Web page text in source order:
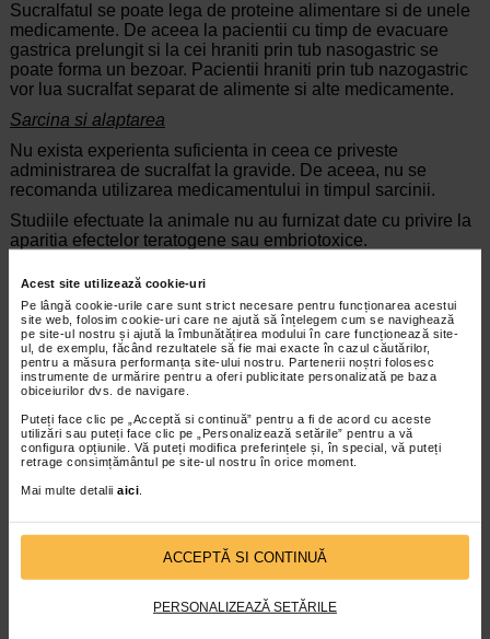
Acest site utilizează cookie-uri
Pe lângă cookie-urile care sunt strict necesare pentru funcționarea acestui
site web, folosim cookie-uri care ne ajută să înțelegem cum se navighează
pe site-ul nostru și ajută la îmbunătățirea modului în care funcționează site-
ul, de exemplu, făcând rezultatele să fie mai exacte în cazul căutărilor,
pentru a măsura performanța site-ului nostru. Partenerii noștri folosesc
instrumente de urmărire pentru a oferi publicitate personalizată pe baza
obiceiurilor dvs. de navigare.
Puteți face clic pe „Acceptă si continuă” pentru a fi de acord cu aceste
utilizări sau puteți face clic pe „Personalizează setările” pentru a vă
configura opțiunile. Vă puteți modifica preferințele și, în special, vă puteți
retrage consimțământul pe site-ul nostru în orice moment.
Mai multe detalii aici
ACCEPTĂ SI CONTINUĂ
PERSONALIZEAZĂ SETĂRILE
Sucralfatul se poate lega de proteine alimentare si de unele
medicamente. De aceea la pacientii cu timp de evacuare
gastrica prelungit si la cei hraniti prin tub nasogastric se
poate forma un bezoar. Pacientii hraniti prin tub nazogastric
vor lua sucralfat separat de alimente si alte medicamente.
Sarcina si alaptarea
Nu exista experienta suficienta in ceea ce priveste
administrarea de sucralfat la gravide. De aceea, nu se
recomanda utilizarea medicamentului in timpul sarcinii.
Studiile efectuate la animale nu au furnizat date cu privire la
aparitia efectelor teratogene sau embriotoxice.
absorbi, in caz de insuficienta renala materna exista risc fetal
si neonatal de intoxicatie cu aluminiu.
Nu se recomanda utilizarea produsului in timpul alaptarii.
Efecte asupra capacitatii de a conduce vehicule sau de a
folosi utilaje
Gastrofaitnu influenteaza capacitatea de a conduce
vehicule sau de a folosi utilaje, dar pacientii trebuie informati
despre posibilitatea aparitiei vertijului, ametelilor sau
Doza recomandata este de 4 g sucralfat pe zi (cate 2
Gastrofaitde 2 ori pe zi sau cate 1 comprimat
Gastrofaitde 4 ori pe zi).
Comprimatele trebuie administrate pe stomacul gol, 2